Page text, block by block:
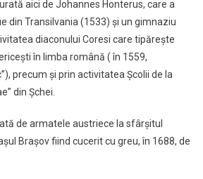
aici de Johannes Honterus, care a
din Transilvania (1533) și un gimnaziu
diaconului Coresi care tipărește
în limba română ( în 1559,
precum și prin activitatea Școlii de la
din Șchei.
de armatele austriece la sfârșitul
Brașov fiind cucerit cu greu, în 1688, de